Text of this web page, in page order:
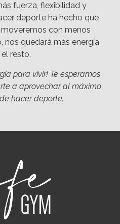
fuerza, flexibilidad y
deporte ha hecho que
con menos
nos quedará más energía
resto.
para vivir! Te esperamos
a aprovechar al máximo
hacer deporte.